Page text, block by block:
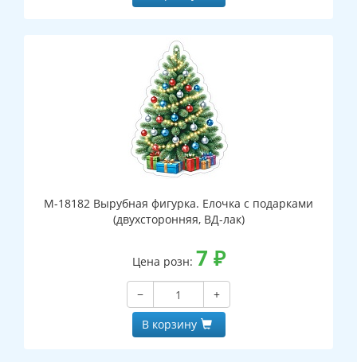
М-18182 Вырубная фигурка. Елочка с подарками
(двухсторонняя, ВД-лак)
Цена розн: 7 ₽
−
+
В корзину